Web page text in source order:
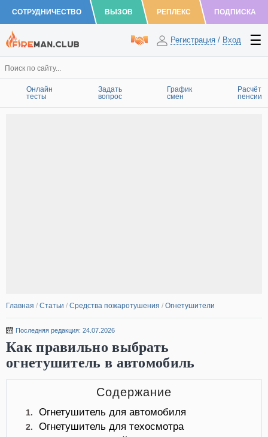
СОТРУДНИЧЕСТВО ВЫЗОВ РЕПЛЕКС ПОДПИСКА
Регистрация / Вход
Онлайн
тесты
Задать
вопрос
График
смен
Расчёт
пенсии
Главная / Статьи / Средства пожаротушения / Огнетушители
Последняя редакция: 24.07.2026
Как правильно выбрать
огнетушитель в автомобиль
Содержание
1. Огнетушитель для автомобиля
2. Огнетушитель для техосмотра